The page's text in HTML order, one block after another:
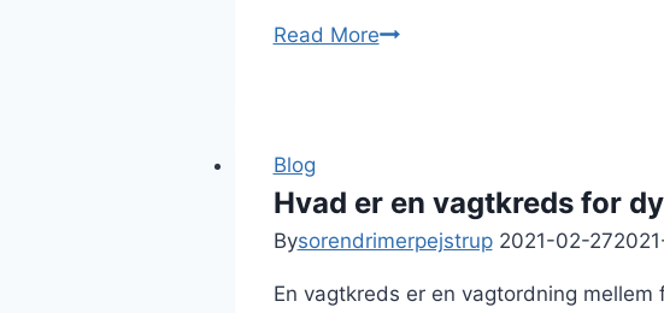
Read MoreAkut
Ring
Dyrenes
Vagtcentral:
Blog
Hvad er en vagtkreds for
Bysorendrimerpejstrup 2021-02-27
En vagtkreds er en vagtordning